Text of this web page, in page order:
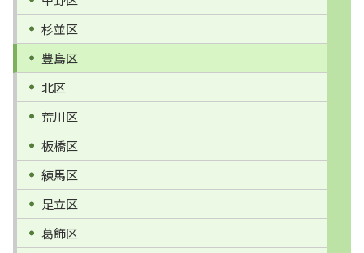
杉並区
豊島区
北区
荒川区
板橋区
練馬区
足立区
葛飾区